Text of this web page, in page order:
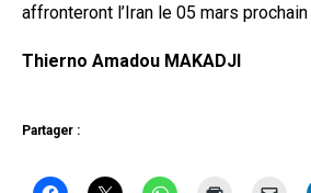
affronteront l’Iran le 05 mars prochain
Thierno Amadou MAKADJI
Partager :